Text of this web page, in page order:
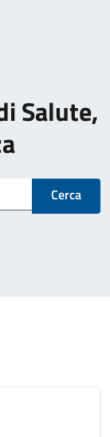
Salute,
Cerca